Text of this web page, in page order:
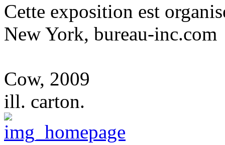
Cette exposition est
New York, bureau-inc.com
Cow, 2009
ill. carton.